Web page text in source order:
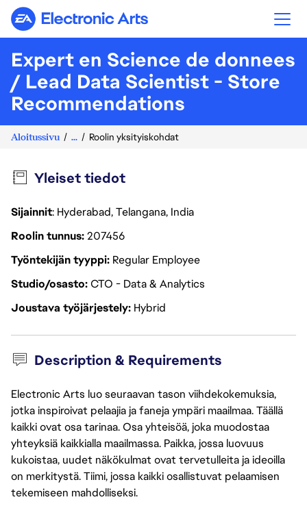
Electronic Arts
Expert en Science de donnees
/ Lead Data Scientist - Store
Recommendations
Aloitussivu ... Roolin yksityiskohdat
Yleiset tiedot
Sijainnit: Hyderabad, Telangana, India
Roolin tunnus207456
Työntekijän tyyppi Regular Employee
Studio/osastoCTO - Data & Analytics
Joustava työjärjestely Hybrid
Description & Requirements
Electronic Arts luo seuraavan tason viihdekokemuksia,
jotka inspiroivat pelaajia ja faneja ympäri maailmaa. Täällä
kaikki ovat osa tarinaa. Osa yhteisöä, joka muodostaa
yhteyksiä kaikkialla maailmassa. Paikka, jossa luovuus
kukoistaa, uudet näkökulmat ovat tervetulleita ja ideoilla
on merkitystä. Tiimi, jossa kaikki osallistuvat pelaamisen
tekemiseen mahdolliseksi.